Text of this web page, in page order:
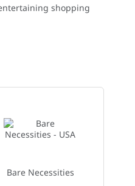
shopping
Bare Necessities